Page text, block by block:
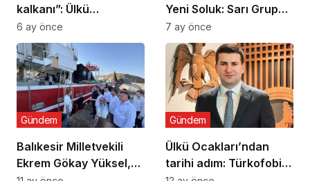
kalkanı”: Ülkü
Ocaklarından
uyuşturucu ve dijital
bağımlılığa karşı
seferberlik
6 ay önce
Yeni Soluk: Sarı Grup
Törenle Açıldı
7 ay önce
Balıkesir Milletvekili
Ekrem Gökay Yüksel,
Gündem
Ülkü Ocakları’ndan
tarihi adım: Türkofobi
Gündem